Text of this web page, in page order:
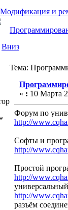
Модификация и
Вниз
Тема:
« : 10 Марта
Форум по
http://
Софты и
http://
Простой
http://
http://
разъём